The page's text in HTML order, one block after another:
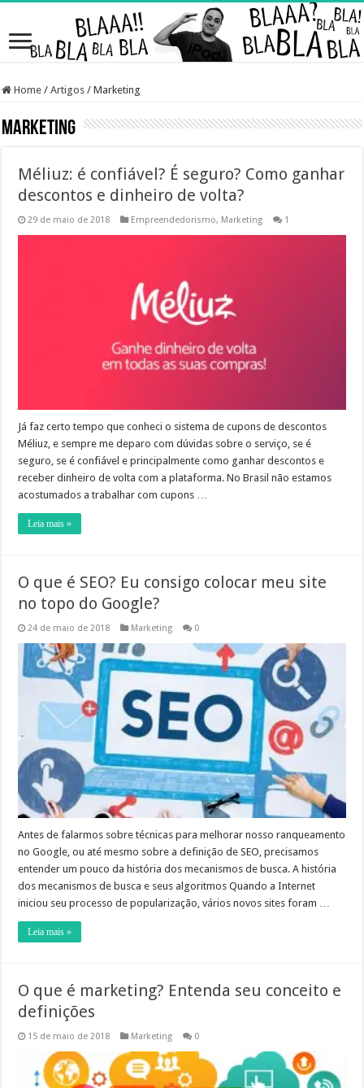
Home / Artigos / Marketing
Marketing
Méliuz: é confiável? É seguro? Como ganhar
descontos e dinheiro de volta?
29 de maio de 2018 Empreendedorismo, Marketing 1
Já faz certo tempo que conheci o sistema de cupons de descontos
Méliuz, e sempre me deparo com dúvidas sobre o serviço, se é
seguro, se é confiável e principalmente como ganhar descontos e
receber dinheiro de volta com a plataforma. No Brasil não estamos
acostumados a trabalhar com cupons …
Leia mais »
O que é SEO? Eu consigo colocar meu site
no topo do Google?
24 de maio de 2018 Marketing 0
Antes de falarmos sobre técnicas para melhorar nosso ranqueamento
no Google, ou até mesmo sobre a definição de SEO, precisamos
entender um pouco da história dos mecanismos de busca. A história
dos mecanismos de busca e seus algoritmos Quando a Internet
iniciou seu processo de popularização, vários novos sites foram …
Leia mais »
O que é marketing? Entenda seu conceito e
definições
15 de maio de 2018 Marketing 0